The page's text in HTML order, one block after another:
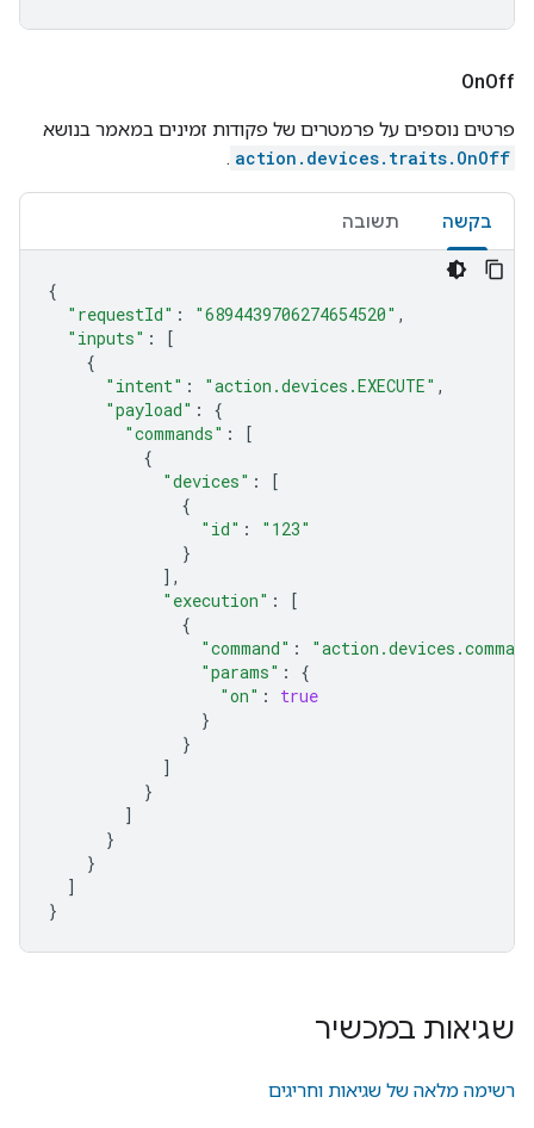
OnOff
פרטים נוספים על פרמטרים של פקודות זמינים במאמר בנושא
action.devices.traits.OnOff
.
בקשה תשובה
{
"requestId" : "6894439706274654520" ,
"inputs" :
[
{
"intent" : "action.devices.EXECUTE" ,
"payload" :
{
"commands" :
[
{
"devices" :
[
{
"id" :
"123"
}
],
"execution" :
[
{
"command" :
"params" :
{
"on" :
true
}
}
]
}
]
}
}
]
}
שגיאות במכשיר
רשימה מלאה של שגיאות וחריגים